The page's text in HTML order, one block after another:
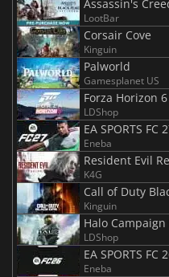
Assassin's
LootBar
Corsair Cove
Kinguin
Palworld
Gamesplanet US
Forza Horizon 6
LDShop
EA SPORTS FC
Eneba
Resident Evil
K4G
Call of Duty
Kinguin
Halo Campaign
LDShop
EA SPORTS FC
Eneba